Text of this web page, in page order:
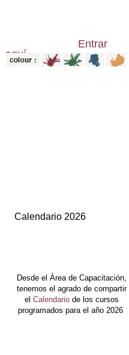
Entrar
aquí
Calendario 2026
Desde el Área de Capacitación,
tenemos el agrado de compartir
el Calendariode los cursos
programados para el año 2026